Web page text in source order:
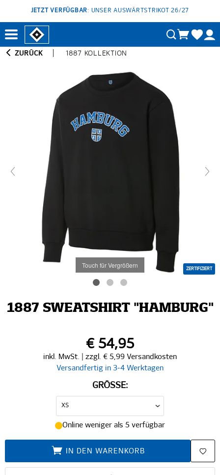
JETZT VERFÜGBAR: UNSER AUSWÄRTSTRIKOT 26/27
ZURÜCK 1887 KOLLEKTION
Touch für Vergrößern ZERTIFIZIERT
1887 SWEATSHIRT "HAMBURG"
€ 54,95
inkl. MwSt. | zzgl. € 5,99 Versandkosten
Versandfertig in 3-4 Werktagen
GRÖSSE:
Online weniger als 5 verfügbar
IN DEN WARENKORB